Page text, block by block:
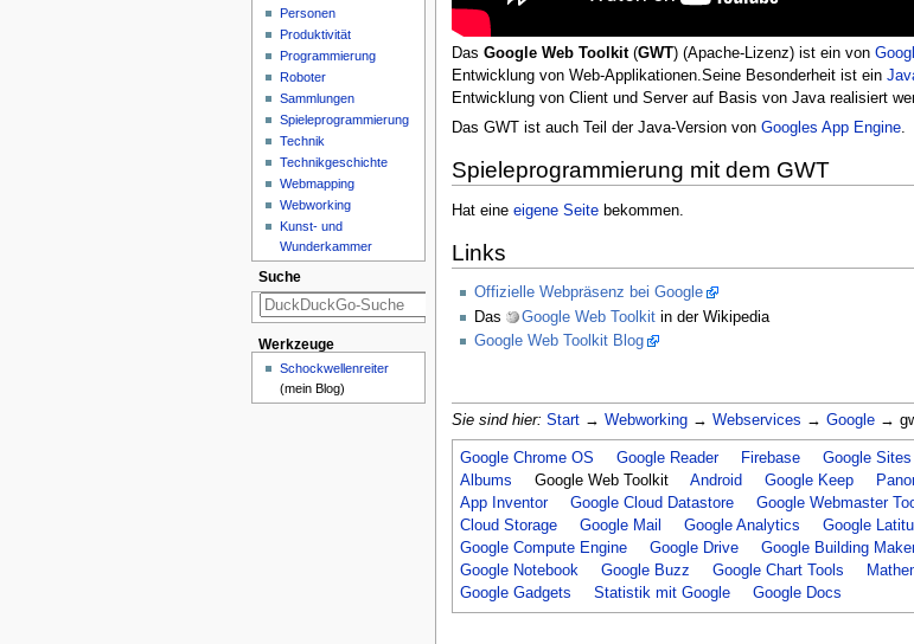
Das Google Web Toolkit(GWT) (Apache-Lizenz) ist ein von
Entwicklung von Web-Applikationen.Seine Besonderheit ist ein
Entwicklung von Client und Server auf Basis von Java realisiert
Das GWT ist auch Teil der Java-Version von Googles App Engine.
Spieleprogrammierung mit dem GWT
Hat eine eigene Seitebekommen.
Links
Offizielle Webpräsenz bei Google
Das
Google Web Toolkitin der Wikipedia
Google Web Toolkit Blog
Sie sind hier: Start→ Webworking→ Webservices → Google→
Google Chrome OS Google Reader Firebase Google Sites
Albums
Google Web Toolkit Android Google Keep
App Inventor
Google Cloud Datastore Google Webmaster
Cloud Storage
Google Mail Google Analytics Google
Google Compute Engine
Google Drive Google Building
Google Notebook
Google Buzz Google Chart Tools
Google Gadgets
Statistik mit Google Google Docs
Personen
Produktivität
Programmierung
Roboter
Sammlungen
Spieleprogrammierung
Technik
Technikgeschichte
Webmapping
Webworking
Kunst- und
Wunderkammer
Suche
Werkzeuge
Schockwellenreiter
(mein Blog)